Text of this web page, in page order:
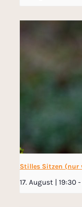
Stilles Sitzen (nur
17. August | 19:30 -